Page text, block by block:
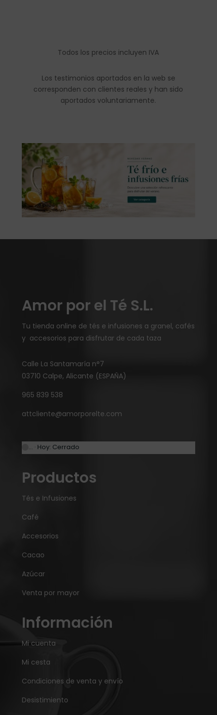
Todos los precios incluyen IVA
Los testimonios aportados en la web se
corresponden con clientes reales y han sido
aportados voluntariamente.
Amor por el Té S.L.
Tu tienda online de tés e infusiones a granel, cafés
y accesorios para disfrutar de cada taza
Calle La Santamaría n°7
03710 Calpe, Alicante (ESPAÑA)
965 839 538
attcliente@amorporelte.com
… · Hoy: Cerrado
Productos
Tés e Infusiones
Café
Accesorios
Cacao
Azúcar
Venta por mayor
Información
Mi cuenta
Mi cesta
Condiciones de venta y envío
Desistimiento